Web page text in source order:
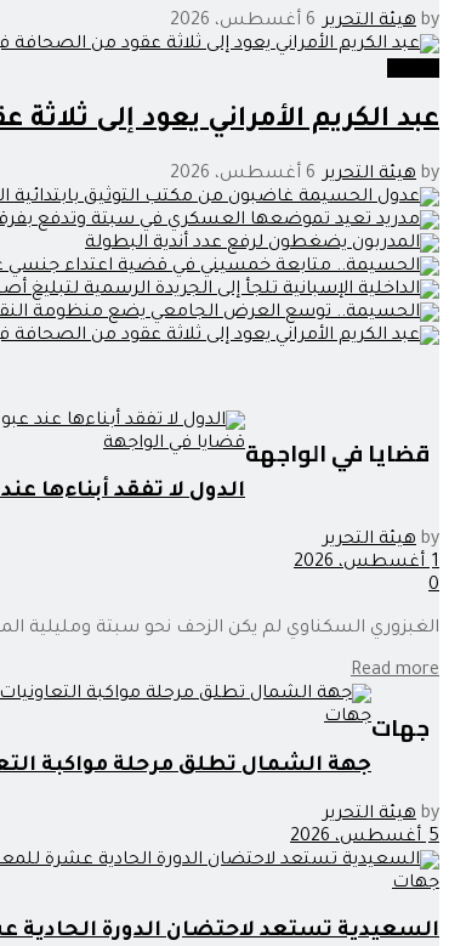
by هيئة التحرير 6 أغسطس، 2026
عبد الكريم الأمراني يعود إلى
by هيئة التحرير 6 أغسطس، 2026
قضايا في الواجهةقضايا في الواجهة
الدول لا تفقد أبناءها
by هيئة التحرير
1 أغسطس، 2026
0
الغبزوري السكناوي لم يكن الزحف نحو سبتة ومليلية
Read more
جهاتجهات
جهة الشمال تطلق مرحلة مواكبة
by هيئة التحرير
5 أغسطس، 2026
جهات
السعيدية تستعد لاحتضان الدورة